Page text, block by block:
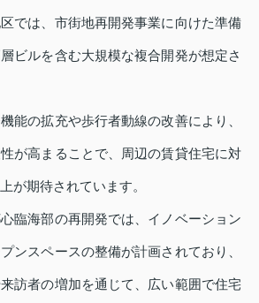
では、市街地再開発事業に向けた準備
ビルを含む大規模な複合開発が想定さ
能の拡充や歩行者動線の改善により、
が高まることで、周辺の賃貸住宅に対
が期待されています。
臨海部の再開発では、イノベーション
ンスペースの整備が計画されており、
訪者の増加を通じて、広い範囲で住宅